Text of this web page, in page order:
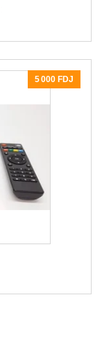
5 000 FDJ